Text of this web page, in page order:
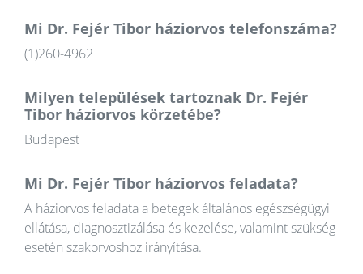
Mi Dr. Fejér Tibor háziorvos telefonszáma?
(1)260-4962
Milyen települések tartoznak Dr. Fejér
Tibor háziorvos körzetébe?
Budapest
Mi Dr. Fejér Tibor háziorvos feladata?
A háziorvos feladata a betegek általános egészségügyi
ellátása, diagnosztizálása és kezelése, valamint szükség
esetén szakorvoshoz irányítása.